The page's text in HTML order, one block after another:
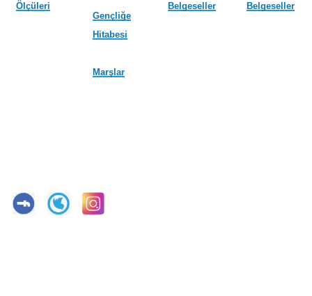
Ölçüleri
Gençliğe
Hitabesi
Marşlar
Belgeseller Belgeseller